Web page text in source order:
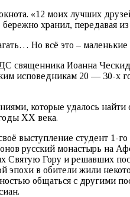
«12 моих лучших
хранил, передавая
Но всё это –
священника Иоанна
исповедникам 20 — 30-х
которые удалось
XX века.
выступление студент 1-
русский монастырь на
Святую Гору и решавших
эпохи в обители жили
общаться с другими